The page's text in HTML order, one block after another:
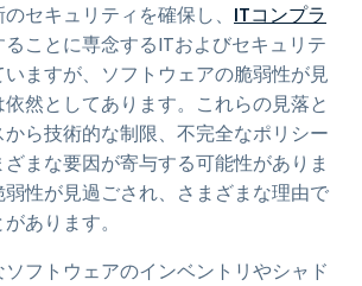
セキュリティを確保し、 ITコンプラ
ることに専念するITおよびセキュリテ
ますが、ソフトウェアの脆弱性が見
然としてあります。これらの見落と
ら技術的な制限、不完全なポリシー
まな要因が寄与する可能性がありま
性が見過ごされ、さまざまな理由で
あります。
フトウェアのインベントリやシャド